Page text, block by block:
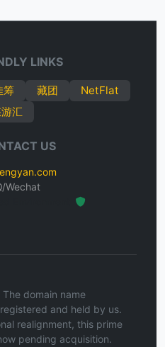
LINKS
筹 藏团
NetFlat
汇
US
Wechat
domain name
and held by us.
realignment, this prime
pending acquisition.